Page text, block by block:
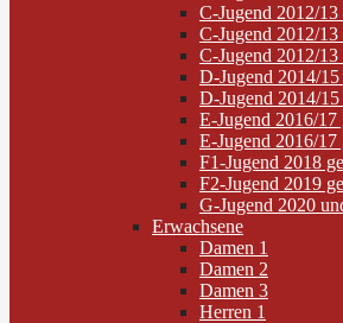
C-Jugend 2012/
C-Jugend 2012/
C-Jugend 2012/
D-Jugend 2014/
D-Jugend 2014/15
E-Jugend 2016/17
E-Jugend 2016/17
F1-Jugend 2018
F2-Jugend 2019
G-Jugend 2020
Erwachsene
Damen 1
Damen 2
Damen 3
Herren 1